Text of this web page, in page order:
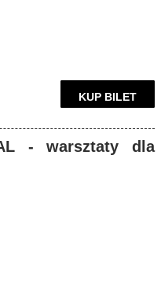
KUP BILET
- warsztaty dla